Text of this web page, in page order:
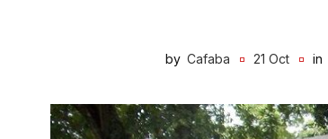
by Cafaba 21 Oct in